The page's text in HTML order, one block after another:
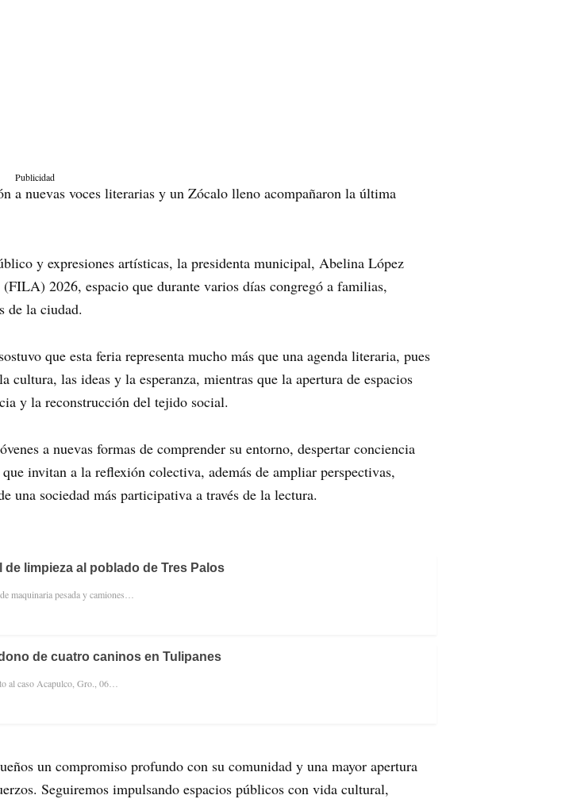
Publicidad
a nuevas voces literarias y un Zócalo lleno acompañaron la última
y expresiones artísticas, la presidenta municipal, Abelina López
2026, espacio que durante varios días congregó a familias,
de la ciudad.
que esta feria representa mucho más que una agenda literaria, pues
cultura, las ideas y la esperanza, mientras que la apertura de espacios
y la reconstrucción del tejido social.
a nuevas formas de comprender su entorno, despertar conciencia
invitan a la reflexión colectiva, además de ampliar perspectivas,
sociedad más participativa a través de la lectura.
limpieza al poblado de Tres Palos
maquinaria pesada y camiones…
de cuatro caninos en Tulipanes
al caso Acapulco, Gro., 06…
un compromiso profundo con su comunidad y una mayor apertura
Seguiremos impulsando espacios públicos con vida cultural,